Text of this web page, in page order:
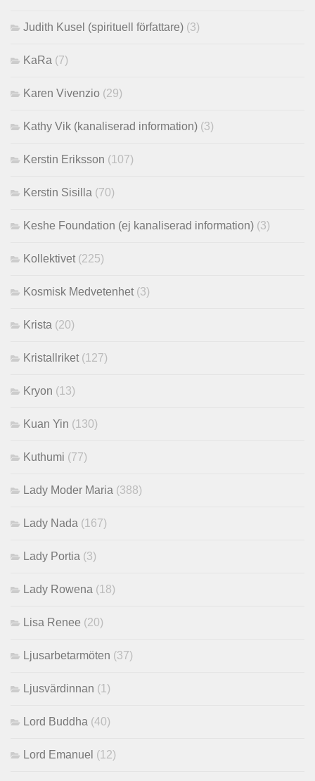
Judith Kusel (spirituell författare) (3)
KaRa (7)
Karen Vivenzio (29)
Kathy Vik (kanaliserad information) (3)
Kerstin Eriksson (107)
Kerstin Sisilla (70)
Keshe Foundation (ej kanaliserad information) (3)
Kollektivet (225)
Kosmisk Medvetenhet (3)
Krista (20)
Kristallriket (127)
Kryon (13)
Kuan Yin (130)
Kuthumi (77)
Lady Moder Maria (388)
Lady Nada (167)
Lady Portia (3)
Lady Rowena (18)
Lisa Renee (20)
Ljusarbetarmöten (37)
Ljusvärdinnan (1)
Lord Buddha (40)
Lord Emanuel (12)